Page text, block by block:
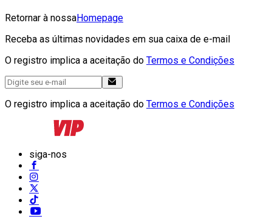
Retornar à nossaHomepage
Receba as últimas novidades em sua caixa de e-mail
O registro implica a aceitação do Termos e Condições
O registro implica a aceitação do Termos e Condições
siga-nos